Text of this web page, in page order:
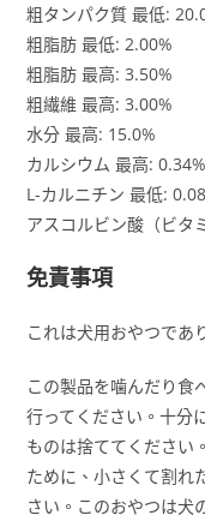
粗タンパク質 最低:
粗脂肪 最低: 2.00%
粗脂肪 最高: 3.50%
粗繊維 最高: 3.00%
水分 最高: 15.0%
カルシウム 最高: 0.34%
L-カルニチン 最低:
アスコルビン酸（ビタ
免責事項
これは犬用おやつであ
この製品を噛んだり食
行ってください。十分
ものは捨ててください
ために、小さくて割れ
さい。このおやつは犬